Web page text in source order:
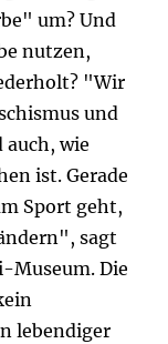
um? Und
nutzen,
"Wir
und
wie
ist. Gerade
Sport geht,
sagt
Museum. Die
lebendiger